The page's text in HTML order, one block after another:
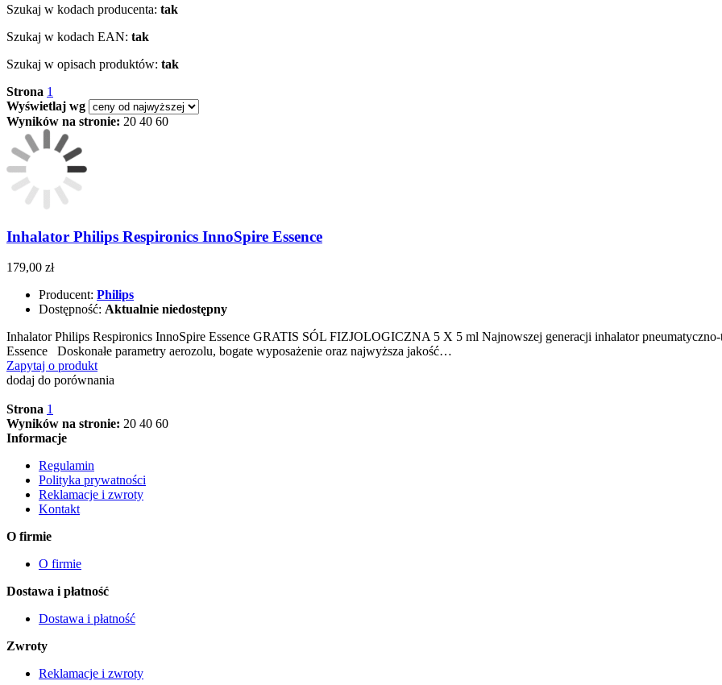
Szukaj w kodach producenta: tak
Szukaj w kodach EAN: tak
Szukaj w opisach produktów: tak
Strona 1
Wyświetlaj wg
Wyników na stronie: 20 40 60
Inhalator Philips Respironics InnoSpire Essence
179,00 zł
Producent: Philips
Dostępność: Aktualnie niedostępny
Inhalator Philips Respironics InnoSpire Essence GRATIS SÓL FIZJOLOGICZNA 5 X 5 ml Najnowszej generacji inhalator
Essence Doskonałe parametry aerozolu, bogate wyposażenie oraz najwyższa jakość…
Zapytaj o produkt
dodaj do porównania
Strona 1
Wyników na stronie: 20 40 60
Informacje
Regulamin
Polityka prywatności
Reklamacje i zwroty
Kontakt
O firmie
O firmie
Dostawa i płatność
Dostawa i płatność
Zwroty
Reklamacje i zwroty